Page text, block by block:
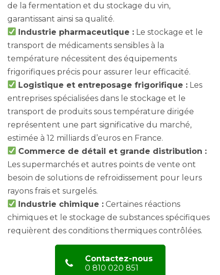
de la fermentation et du stockage du vin,
garantissant ainsi sa qualité.
Industrie pharmaceutique : Le stockage et le
transport de médicaments sensibles à la
température nécessitent des équipements
frigorifiques précis pour assurer leur efficacité.
Logistique et entreposage frigorifique : Les
entreprises spécialisées dans le stockage et le
transport de produits sous température dirigée
représentent une part significative du marché,
estimée à 12 milliards d’euros en France.
Commerce de détail et grande distribution :
Les supermarchés et autres points de vente ont
besoin de solutions de refroidissement pour leurs
rayons frais et surgelés.
Industrie chimique : Certaines réactions
chimiques et le stockage de substances spécifiques
requièrent des conditions thermiques contrôlées.
Contactez-nous
0 810 020 851